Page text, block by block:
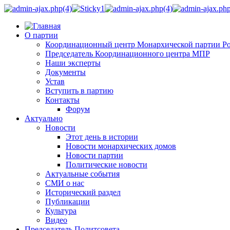
О партии
Координационный центр Монархической партии
Председатель Координационного центра МПР
Наши эксперты
Документы
Устав
Вступить в партию
Контакты
Форум
Актуально
Новости
Этот день в истории
Новости монархических домов
Новости партии
Политические новости
Актуальные события
СМИ о нас
Исторический раздел
Публикации
Культура
Видео